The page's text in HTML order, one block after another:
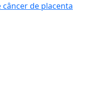
de placenta